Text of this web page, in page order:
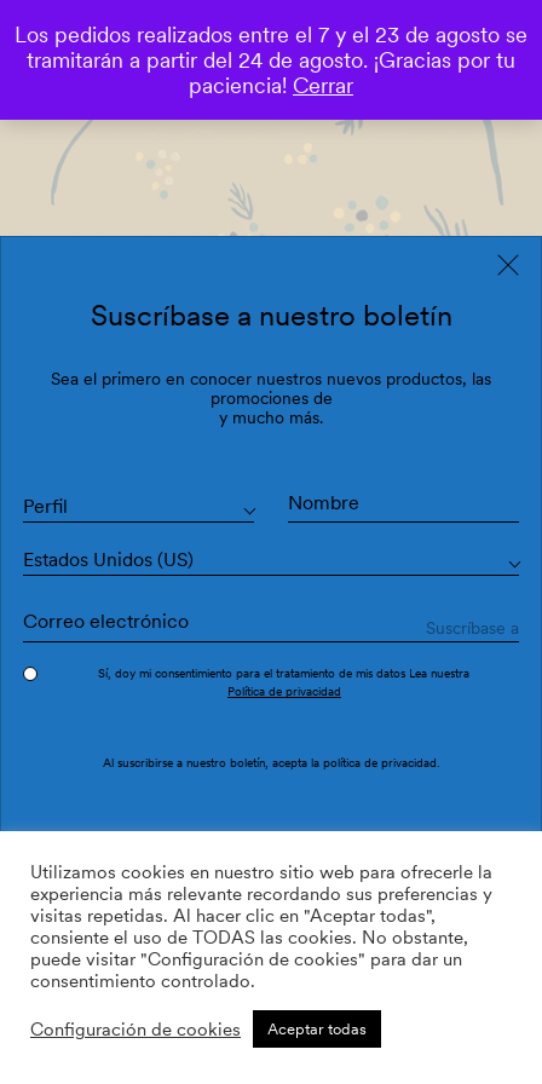
0
Ref. AN4604-7
169.00 $ /roll Cant: Cantidad más
Cantidad menos
Suscríbase a nuestro boletín
Sea el primero en conocer nuestros nuevos productos, las
promociones de
y mucho más.
Perfil
Estados Unidos (US)
Sí, doy mi consentimiento para el tratamiento de mis datos Lea nuestra
Política de privacidad
Al suscribirse a nuestro boletín, acepta la política de privacidad
Utilizamos cookies en nuestro sitio web para ofrecerle la
experiencia más relevante recordando sus preferencias y
visitas repetidas. Al hacer clic en "Aceptar todas",
consiente el uso de TODAS las cookies. No obstante,
puede visitar "Configuración de cookies" para dar un
consentimiento controlado.
Configuración de cookies Aceptar todas
Los pedidos realizados entre el 7 y el 23 de agosto se
tramitarán a partir del 24 de agosto. ¡Gracias por tu
paciencia! Cerrar